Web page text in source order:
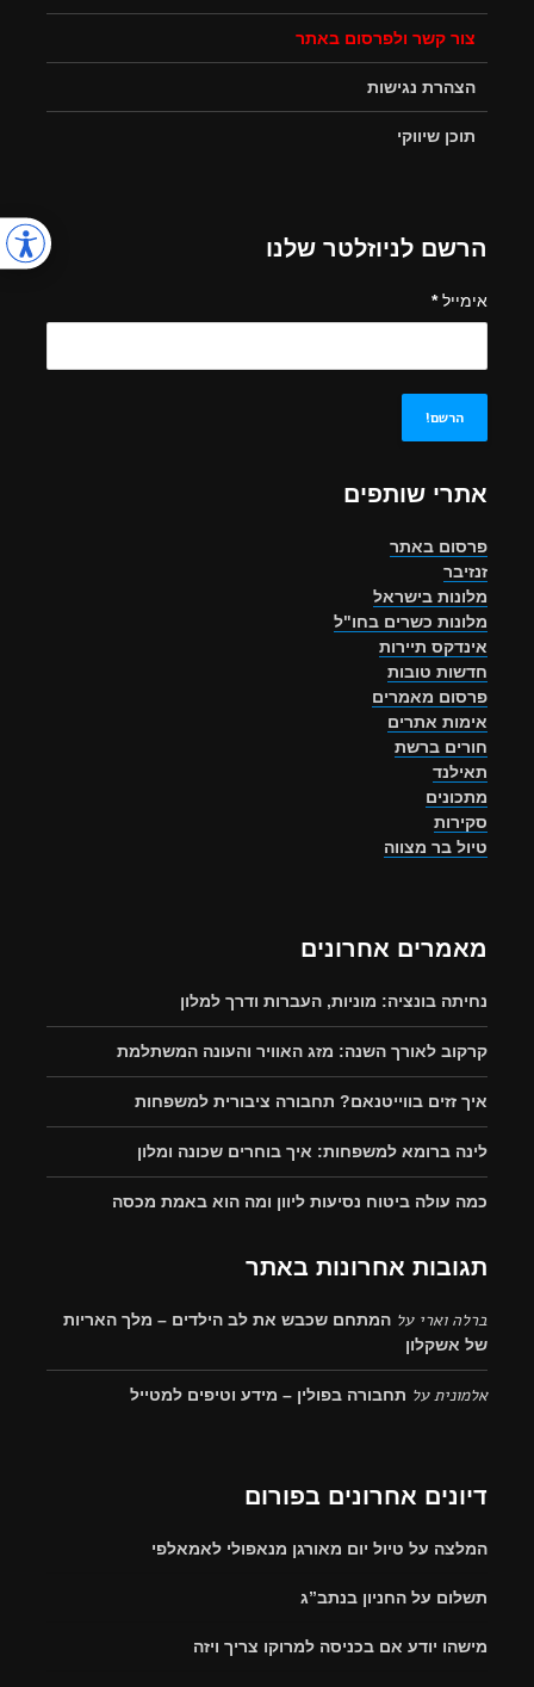
צור קשר ולפרסום באתר
הצהרת נגישות
תוכן שיווקי
הרשם לניוזלטר שלנו
אימייל*
אתרי שותפים
פרסום באתר
זנזיבר
מלונות בישראל
מלונות כשרים בחו"ל
אינדקס תיירות
חדשות טובות
פרסום מאמרים
אימות אתרים
חורים ברשת
תאילנד
מתכונים
סקירות
טיול בר מצווה
מאמרים אחרונים
נחיתה בונציה: מוניות, העברות ודרך למלון
קרקוב לאורך השנה: מזג האוויר והעונה המשתלמת
איך זזים בווייטנאם? תחבורה ציבורית למשפחות
לינה ברומא למשפחות: איך בוחרים שכונה ומלון
כמה עולה ביטוח נסיעות ליוון ומה הוא באמת מכסה
תגובות אחרונות באתר
ברלה וארי על המתחם שכבש את לב הילדים – מלך האריות
של אשקלון
אלמוניתעל תחבורה בפולין – מידע וטיפים למטייל
דיונים אחרונים בפורום
המלצה על טיול יום מאורגן מנאפולי לאמאלפי
תשלום על החניון בנתב”ג
מישהו יודע אם בכניסה למרוקו צריך ויזה